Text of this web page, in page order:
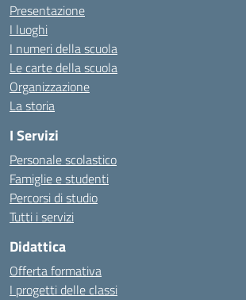
Presentazione
I luoghi
I numeri della scuola
Le carte della scuola
Organizzazione
La storia
I Servizi
Personale scolastico
Famiglie e studenti
Percorsi di studio
Tutti i servizi
Didattica
Offerta formativa
I progetti delle classi